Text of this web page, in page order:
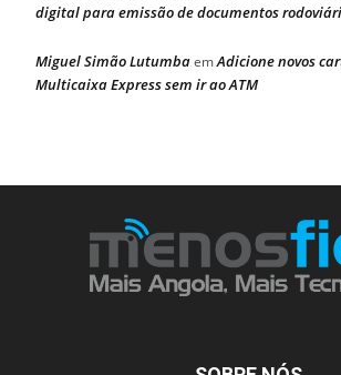
digital para emissão de documentos
Miguel Simão LutumbaemAdicione novos
Multicaixa Express sem ir ao ATM